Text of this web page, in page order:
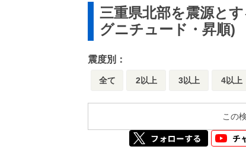
三重県北部を震源と
グニチュード・昇順)
震度別：
全て 2以上 3以上 4以上
この